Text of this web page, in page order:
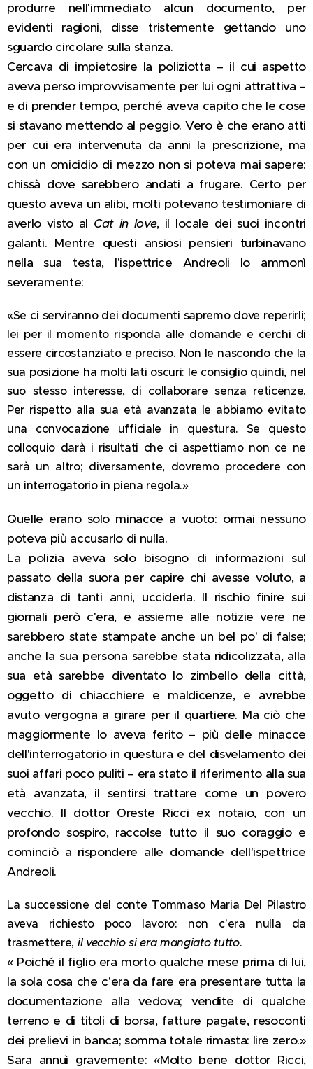
produrre nell'immediato alcun documento, per
evidenti ragioni, disse tristemente gettando uno
sguardo circolare sulla stanza.
Cercava di impietosire la poliziotta – il cui aspetto
aveva perso improvvisamente per lui ogni attrattiva –
e di prender tempo, perché aveva capito che le cose
si stavano mettendo al peggio. Vero è che erano atti
per cui era intervenuta da anni la prescrizione, ma
con un omicidio di mezzo non si poteva mai sapere:
chissà dove sarebbero andati a frugare. Certo per
questo aveva un alibi, molti potevano testimoniare di
averlo visto al Cat in love, il locale dei suoi incontri
galanti. Mentre questi ansiosi pensieri turbinavano
nella sua testa, l'ispettrice Andreoli lo ammonì
severamente:
«Se ci serviranno dei documenti sapremo dove reperirli;
lei per il momento risponda alle domande e cerchi di
essere circostanziato e preciso. Non le nascondo che la
sua posizione ha molti lati oscuri: le consiglio quindi, nel
suo stesso interesse, di collaborare senza reticenze.
Per rispetto alla sua età avanzata le abbiamo evitato
una convocazione ufficiale in questura. Se questo
colloquio darà i risultati che ci aspettiamo non ce ne
sarà un altro; diversamente, dovremo procedere con
un interrogatorio in piena regola.»
Quelle erano solo minacce a vuoto: ormai nessuno
poteva più accusarlo di nulla.
La polizia aveva solo bisogno di informazioni sul
passato della suora per capire chi avesse voluto, a
distanza di tanti anni, ucciderla. Il rischio finire sui
giornali però c'era, e assieme alle notizie vere ne
sarebbero state stampate anche un bel po' di false;
anche la sua persona sarebbe stata ridicolizzata, alla
sua età sarebbe diventato lo zimbello della città,
oggetto di chiacchiere e maldicenze, e avrebbe
avuto vergogna a girare per il quartiere. Ma ciò che
maggiormente lo aveva ferito – più delle minacce
dell'interrogatorio in questura e del disvelamento dei
suoi affari poco puliti – era stato il riferimento alla sua
età avanzata, il sentirsi trattare come un povero
vecchio. Il dottor Oreste Ricci ex notaio, con un
profondo sospiro, raccolse tutto il suo coraggio e
cominciò a rispondere alle domande dell'ispettrice
Andreoli.
La successione del conte Tommaso Maria Del Pilastro
aveva richiesto poco lavoro: non c'era nulla da
trasmettere, il vecchio si era mangiato tutto.
« Poiché il figlio era morto qualche mese prima di lui,
la sola cosa che c'era da fare era presentare tutta la
documentazione alla vedova; vendite di qualche
terreno e di titoli di borsa, fatture pagate, resoconti
dei prelievi in banca; somma totale rimasta: lire zero.»
Sara annuì gravemente: «Molto bene dottor Ricci,